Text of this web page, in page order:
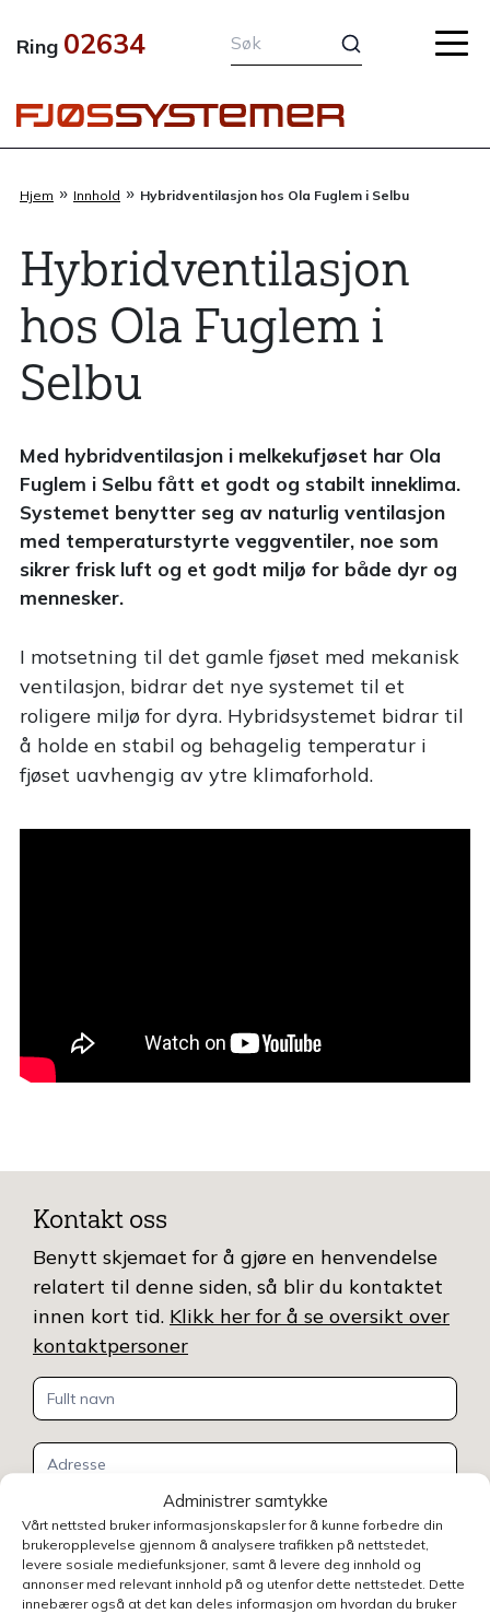
Administrer samtykke
Vårt nettsted bruker informasjonskapsler for å kunne forbedre din
brukeropplevelse gjennom å analysere trafikken på nettstedet,
levere sosiale mediefunksjoner, samt å levere deg innhold og
annonser med relevant innhold på og utenfor dette nettstedet. Dette
innebærer også at det kan deles informasjon om hvordan du bruker
rett
innholdet
Ring 02634
Hjem » Innhold » Hybridventilasjon hos Ola Fuglem i Selbu
Hybridventilasjon
hos Ola Fuglem i
Selbu
Med hybridventilasjon i melkekufjøset har Ola
Fuglem i Selbu fått et godt og stabilt inneklima.
Systemet benytter seg av naturlig ventilasjon
med temperaturstyrte veggventiler, noe som
sikrer frisk luft og et godt miljø for både dyr og
mennesker.
I motsetning til det gamle fjøset med mekanisk
ventilasjon, bidrar det nye systemet til et
roligere miljø for dyra. Hybridsystemet bidrar til
å holde en stabil og behagelig temperatur i
fjøset uavhengig av ytre klimaforhold.
Kontakt oss
Benytt skjemaet for å gjøre en henvendelse
relatert til denne siden, så blir du kontaktet
innen kort tid. Klikk her for å se oversikt over
kontaktpersoner
Kontakt
oss